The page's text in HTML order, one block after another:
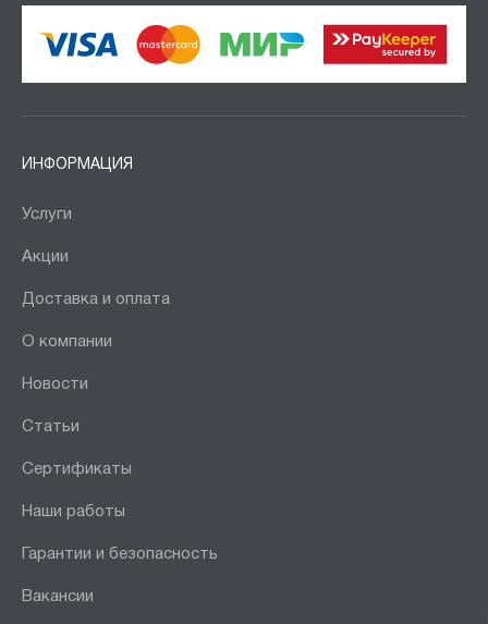
ИНФОРМАЦИЯ
Услуги
Акции
Доставка и оплата
О компании
Новости
Статьи
Сертификаты
Наши работы
Гарантии и безопасность
Вакансии